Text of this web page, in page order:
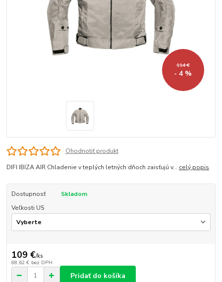
114 €
- 4 %
Ohodnotiť produkt
DIFI IBIZA AIR Chladenie v teplých letných dňoch zaisťujú v... celý popis
Dostupnosť
Skladom
Veľkosti US
109 €/ks
88,62 € bez DPH
Pridať do košíka